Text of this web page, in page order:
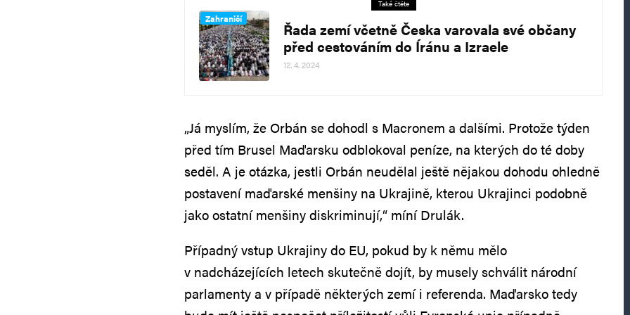
Také čtěte
Zahraničí
Řada zemí včetně Česka varovala své občany
před cestováním do Íránu a Izraele
12. 4. 2024
„Já myslím, že Orbán se dohodl s Macronem a dalšími. Protože týden
před tím Brusel Maďarsku odblokoval peníze, na kterých do té doby
seděl. A je otázka, jestli Orbán neudělal ještě nějakou dohodu ohledně
postavení maďarské menšiny na Ukrajině, kterou Ukrajinci podobně
jako ostatní menšiny diskriminují,“ míní Drulák.
Případný vstup Ukrajiny do EU, pokud by k němu mělo
v nadcházejících letech skutečně dojít, by musely schválit národní
parlamenty a v případě některých zemí i referenda. Maďarsko tedy